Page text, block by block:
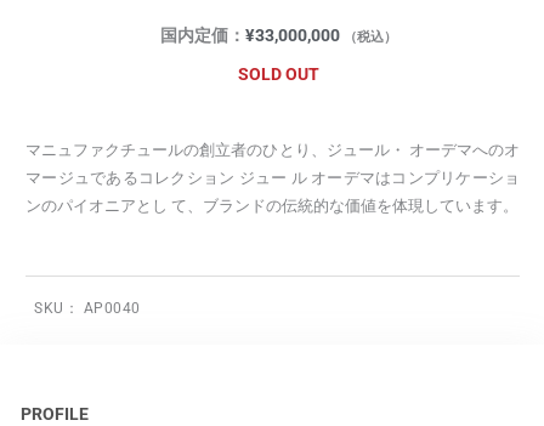
国内定価： ¥33,000,000 （税込）
SOLD OUT
マニュファクチュールの創立者のひとり、ジュール・ オーデマへのオ
マージュであるコレクション ジュー ル オーデマはコンプリケーショ
ンのパイオニアとし て、ブランドの伝統的な価値を体現しています。
SKU： AP0040
PROFILE